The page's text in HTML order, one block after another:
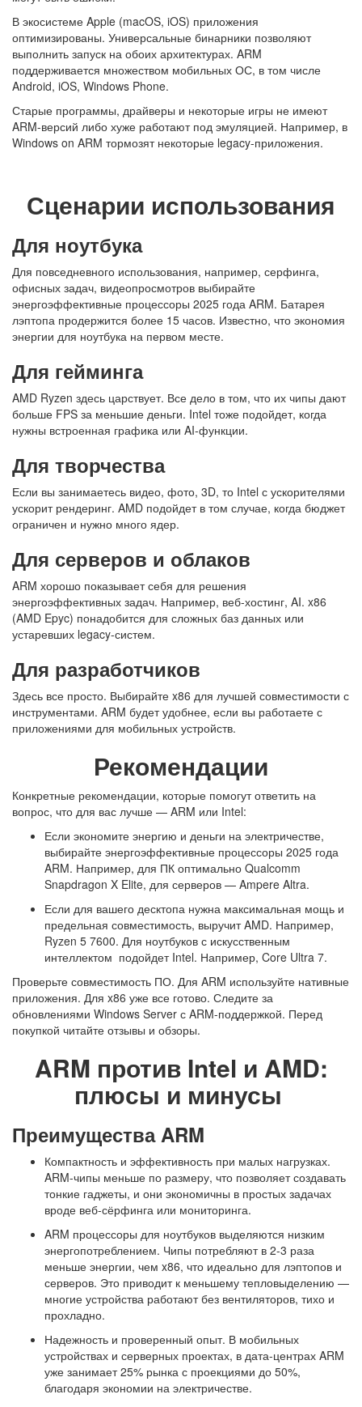
В экосистеме Apple (macOS, iOS) приложения
оптимизированы. Универсальные бинарники позволяют
выполнить запуск на обоих архитектурах. ARM
поддерживается множеством мобильных ОС, в том числе
Android, iOS, Windows Phone.
Старые программы, драйверы и некоторые игры не имеют
ARM-версий либо хуже работают под эмуляцией. Например, в
Windows on ARM тормозят некоторые legacy-приложения.
Сценарии использования
Для ноутбука
Для повседневного использования, например, серфинга,
офисных задач, видеопросмотров выбирайте
энергоэффективные процессоры 2025 года ARM. Батарея
лэптопа продержится более 15 часов. Известно, что экономия
энергии для ноутбука на первом месте.
Для гейминга
AMD Ryzen здесь царствует. Все дело в том, что их чипы дают
больше FPS за меньшие деньги. Intel тоже подойдет, когда
нужны встроенная графика или AI-функции.
Для творчества
Если вы занимаетесь видео, фото, 3D, то Intel с ускорителями
ускорит рендеринг. AMD подойдет в том случае, когда бюджет
ограничен и нужно много ядер.
Для серверов и облаков
ARM хорошо показывает себя для решения
энергоэффективных задач. Например, веб-хостинг, AI. x86
(AMD Epyc) понадобится для сложных баз данных или
устаревших legacy-систем.
Для разработчиков
Здесь все просто. Выбирайте x86 для лучшей совместимости с
инструментами. ARM будет удобнее, если вы работаете с
приложениями для мобильных устройств.
Рекомендации
Конкретные рекомендации, которые помогут ответить на
вопрос, что для вас лучше — ARM или Intel:
Если экономите энергию и деньги на электричестве,
выбирайте энергоэффективные процессоры 2025 года
ARM. Например, для ПК оптимально Qualcomm
Snapdragon X Elite, для серверов — Ampere Altra.
Если для вашего десктопа нужна максимальная мощь и
предельная совместимость, выручит AMD. Например,
Ryzen 5 7600. Для ноутбуков с искусственным
интеллектом подойдет Intel. Например, Core Ultra 7.
Проверьте совместимость ПО. Для ARM используйте нативные
приложения. Для x86 уже все готово. Следите за
обновлениями Windows Server с ARM-поддержкой. Перед
покупкой читайте отзывы и обзоры.
ARM против Intel и AMD:
плюсы и минусы
Преимущества ARM
Компактность и эффективность при малых нагрузках.
ARM-чипы меньше по размеру, что позволяет создавать
тонкие гаджеты, и они экономичны в простых задачах
вроде веб-сёрфинга или мониторинга.
ARM процессоры для ноутбуков выделяются низким
энергопотреблением. Чипы потребляют в 2-3 раза
меньше энергии, чем x86, что идеально для лэптопов и
серверов. Это приводит к меньшему тепловыделению —
многие устройства работают без вентиляторов, тихо и
прохладно.
Надежность и проверенный опыт. В мобильных
устройствах и серверных проектах, в дата-центрах ARM
уже занимает 25% рынка с проекциями до 50%,
благодаря экономии на электричестве.